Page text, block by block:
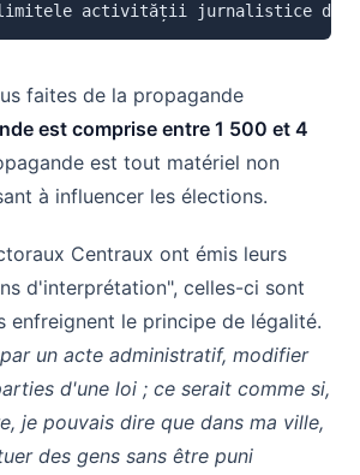
faites de la propagande
est comprise entre 1 500 et 4
est tout matériel non
à influencer les élections.
Centraux ont émis leurs
d'interprétation", celles-ci sont
enfreignent le principe de légalité.
un acte administratif, modifier
d'une loi ; ce serait comme si,
je pouvais dire que dans ma ville,
des gens sans être puni